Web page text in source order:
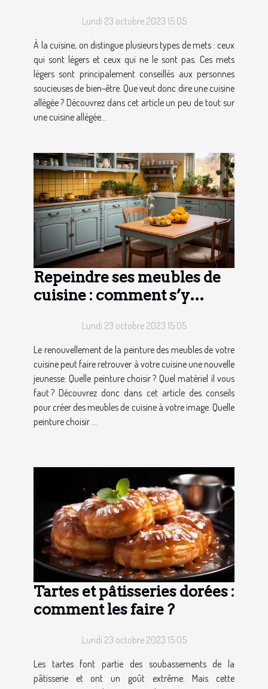
Lundi 23 octobre 2023 15:05
À la cuisine, on distingue plusieurs types de mets : ceux
qui sont légers et ceux qui ne le sont pas. Ces mets
légers sont principalement conseillés aux personnes
soucieuses de bien-être. Que veut donc dire une cuisine
allégée ? Découvrez dans cet article un peu de tout sur
une cuisine allégée...
Repeindre ses meubles de
cuisine : comment s’y
Lundi 23 octobre 2023 15:05
Le renouvellement de la peinture des meubles de votre
cuisine peut faire retrouver à votre cuisine une nouvelle
jeunesse. Quelle peinture choisir ? Quel matériel il vous
faut ? Découvrez donc dans cet article des conseils
pour créer des meubles de cuisine à votre image. Quelle
peinture choisir ...
Tartes et pâtisseries dorées :
comment les faire ?
Lundi 23 octobre 2023 15:05
Les tartes font partie des soubassements de la
pâtisserie et ont un goût extrême. Mais cette